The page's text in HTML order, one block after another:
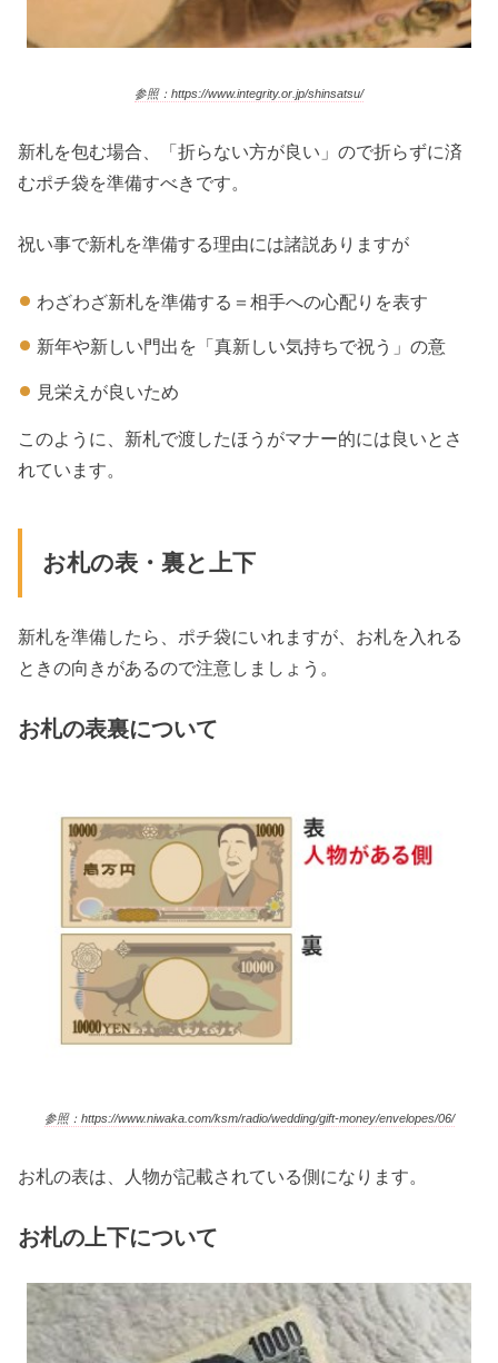
参照：https://www.integrity.or.jp/shinsatsu/
新札を包む場合、「折らない方が良い」ので折らずに済
むポチ袋を準備すべきです。
祝い事で新札を準備する理由には諸説ありますが
わざわざ新札を準備する＝相手への心配りを表す
新年や新しい門出を「真新しい気持ちで祝う」の意
見栄えが良いため
このように、新札で渡したほうがマナー的には良いとさ
れています。
お札の表・裏と上下
新札を準備したら、ポチ袋にいれますが、お札を入れる
ときの向きがあるので注意しましょう。
お札の表裏について
参照：https://www.niwaka.com/ksm/radio/wedding/gift-money/envelopes/06/
お札の表は、人物が記載されている側になります。
お札の上下について